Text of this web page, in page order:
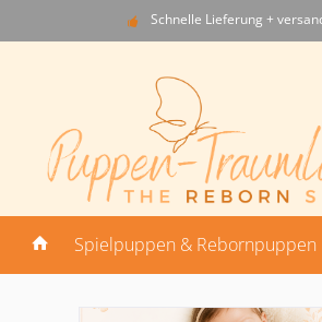
Schnelle Lieferung +
Spielpuppen & Rebornpuppen